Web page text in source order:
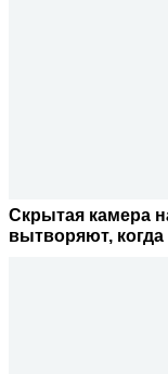
Скрытая камера
вытворяют, когда